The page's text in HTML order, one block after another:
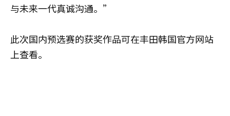
与未来一代真诚沟通。”
此次国内预选赛的获奖作品可在丰田韩国官方网站
上查看。